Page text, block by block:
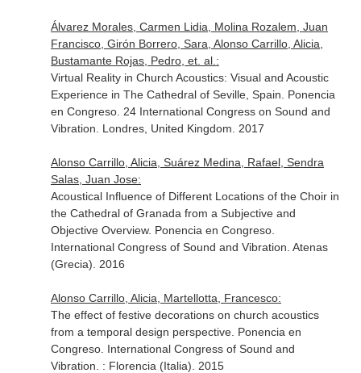
Álvarez Morales, Carmen Lidia, Molina Rozalem, Juan
Francisco, Girón Borrero, Sara, Alonso Carrillo, Alicia,
Bustamante Rojas, Pedro, et. al.:
Virtual Reality in Church Acoustics: Visual and Acoustic
Experience in The Cathedral of Seville, Spain. Ponencia
en Congreso. 24 International Congress on Sound and
Vibration. Londres, United Kingdom. 2017
Alonso Carrillo, Alicia, Suárez Medina, Rafael, Sendra
Salas, Juan Jose:
Acoustical Influence of Different Locations of the Choir in
the Cathedral of Granada from a Subjective and
Objective Overview. Ponencia en Congreso.
International Congress of Sound and Vibration. Atenas
(Grecia). 2016
Alonso Carrillo, Alicia, Martellotta, Francesco:
The effect of festive decorations on church acoustics
from a temporal design perspective. Ponencia en
Congreso. International Congress of Sound and
Vibration. : Florencia (Italia). 2015